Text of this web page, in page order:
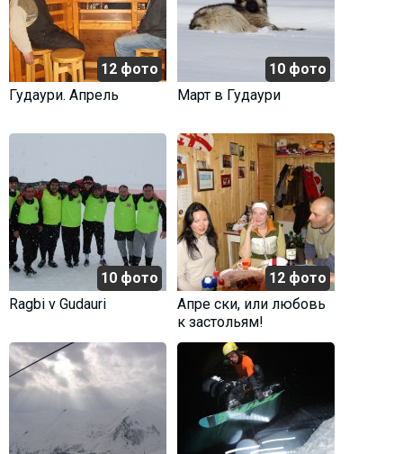
12 фото
Гудаури. Апрель
10 фото
Март в Гудаури
10 фото
Ragbi v Gudauri
12 фото
Апре ски, или любовь
к застольям!